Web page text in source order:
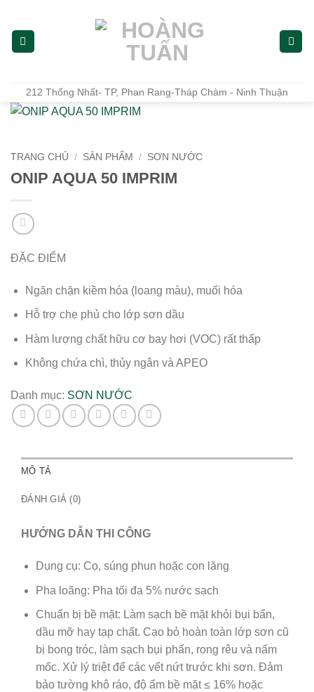
212 Thống Nhất- TP, Phan Rang-Tháp Chàm - Ninh Thuận
TRANG CHỦ / SẢN PHẨM / SƠN NƯỚC
ONIP AQUA 50 IMPRIM
ĐẶC ĐIỂM
Ngăn chặn kiềm hóa (loang màu), muối hóa
Hỗ trợ che phủ cho lớp sơn dầu
Hàm lượng chất hữu cơ bay hơi (VOC) rất thấp
Không chứa chì, thủy ngân và APEO
Danh mục: SƠN NƯỚC
MÔ TẢ
ĐÁNH GIÁ (0)
HƯỚNG DẪN THI CÔNG
Dụng cụ: Cọ, súng phun hoặc con lăng
Pha loãng: Pha tối đa 5% nước sạch
Chuẩn bị bề mặt: Làm sạch bề mặt khỏi bụi bẩn,
dầu mỡ hay tạp chất. Cạo bỏ hoàn toàn lớp sơn cũ
bị bong tróc, làm sạch bụi phấn, rong rêu và nấm
mốc. Xử lý triệt để các vết nứt trước khi sơn. Đảm
bảo tường khô ráo, độ ẩm bề mặt ≤ 16% hoặc